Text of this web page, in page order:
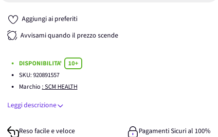
Aggiungi ai preferiti
Avvisami quando il prezzo scende
DISPONIBILITA'
10+
SKU:920891557
Marchio : SCM HEALTH
Leggi descrizione
Reso facile e veloce
Pagamenti Sicuri al 100%